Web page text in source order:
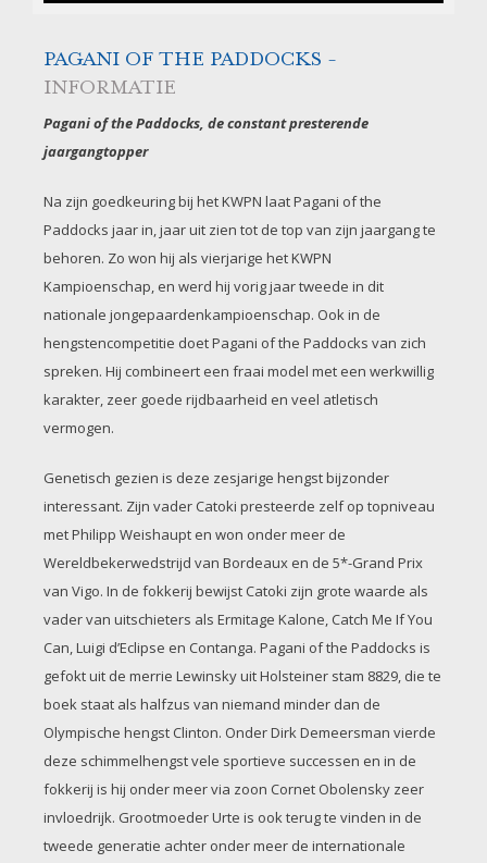
PAGANI OF THE PADDOCKS -
INFORMATIE
Pagani of the Paddocks, de constant presterende
jaargangtopper
Na zijn goedkeuring bij het KWPN laat Pagani of the
Paddocks jaar in, jaar uit zien tot de top van zijn jaargang te
behoren. Zo won hij als vierjarige het KWPN
Kampioenschap, en werd hij vorig jaar tweede in dit
nationale jongepaardenkampioenschap. Ook in de
hengstencompetitie doet Pagani of the Paddocks van zich
spreken. Hij combineert een fraai model met een werkwillig
karakter, zeer goede rijdbaarheid en veel atletisch
vermogen.
Genetisch gezien is deze zesjarige hengst bijzonder
interessant. Zijn vader Catoki presteerde zelf op topniveau
met Philipp Weishaupt en won onder meer de
Wereldbekerwedstrijd van Bordeaux en de 5*-Grand Prix
van Vigo. In de fokkerij bewijst Catoki zijn grote waarde als
vader van uitschieters als Ermitage Kalone, Catch Me If You
Can, Luigi d’Eclipse en Contanga. Pagani of the Paddocks is
gefokt uit de merrie Lewinsky uit Holsteiner stam 8829, die te
boek staat als halfzus van niemand minder dan de
Olympische hengst Clinton. Onder Dirk Demeersman vierde
deze schimmelhengst vele sportieve successen en in de
fokkerij is hij onder meer via zoon Cornet Obolensky zeer
invloedrijk. Grootmoeder Urte is ook terug te vinden in de
tweede generatie achter onder meer de internationale